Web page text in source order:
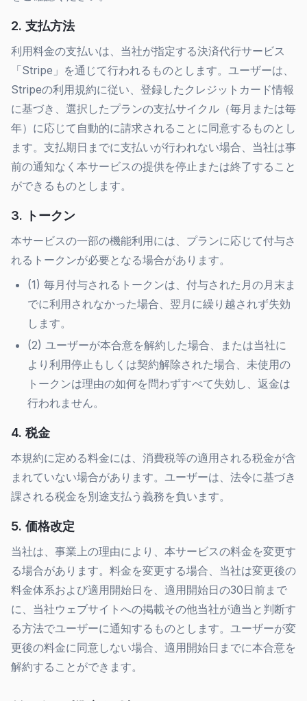
2. 支払方法
利用料金の支払いは、当社が指定する決済代行サービス
「Stripe」を通じて行われるものとします。ユーザーは、
Stripeの利用規約に従い、登録したクレジットカード情報
に基づき、選択したプランの支払サイクル（毎月または毎
年）に応じて自動的に請求されることに同意するものとし
ます。支払期日までに支払いが行われない場合、当社は事
前の通知なく本サービスの提供を停止または終了すること
ができるものとします。
3. トークン
本サービスの一部の機能利用には、プランに応じて付与さ
れるトークンが必要となる場合があります。
(1) 毎月付与されるトークンは、付与された月の月末ま
でに利用されなかった場合、翌月に繰り越されず失効
します。
(2) ユーザーが本合意を解約した場合、または当社に
より利用停止もしくは契約解除された場合、未使用の
トークンは理由の如何を問わずすべて失効し、返金は
行われません。
4. 税金
本規約に定める料金には、消費税等の適用される税金が含
まれていない場合があります。ユーザーは、法令に基づき
課される税金を別途支払う義務を負います。
5. 価格改定
当社は、事業上の理由により、本サービスの料金を変更す
る場合があります。料金を変更する場合、当社は変更後の
料金体系および適用開始日を、適用開始日の30日前まで
に、当社ウェブサイトへの掲載その他当社が適当と判断す
る方法でユーザーに通知するものとします。ユーザーが変
更後の料金に同意しない場合、適用開始日までに本合意を
解約することができます。